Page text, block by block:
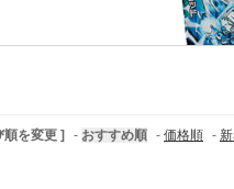
順を変更 ] - おすすめ順 - 価格順 -